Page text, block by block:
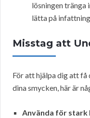
lösningen tränga
lätta på
Misstag att
För att hjälpa dig att få
dina smycken, här är
Använda för stark